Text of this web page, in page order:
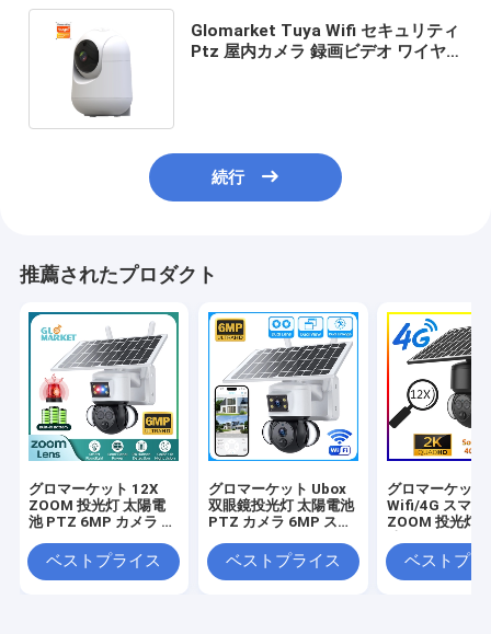
Glomarket Tuya Wifi セキュリティ
Ptz 屋内カメラ 録画ビデオ ワイヤ
続行
推薦されたプロダクト
グロマーケット 12X
ZOOM 投光灯 太陽電
池 PTZ 6MP カメラ ス
セキュリティ カメラ
ベストプライス
グロマーケット Ubox
双眼鏡投光灯 太陽電池
PTZ カメラ 6MP スマ
ティ PTZ カメラ
ベストプライス
グロマーケッ
Wifi/4G スマー
ZOOM 投光灯
PIR 人間検出カ
ベストプラ